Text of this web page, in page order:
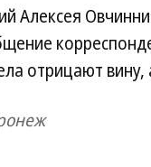
Алексея
отрицают